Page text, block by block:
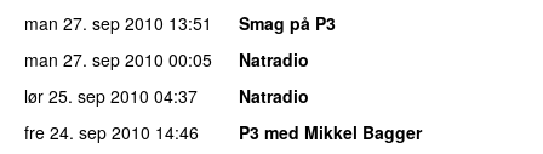
man 27. sep 2010 13:51
Smag på P3
man 27. sep 2010 00:05
Natradio
lør 25. sep 2010 04:37
Natradio
fre 24. sep 2010 14:46
P3 med Mikkel Bagger